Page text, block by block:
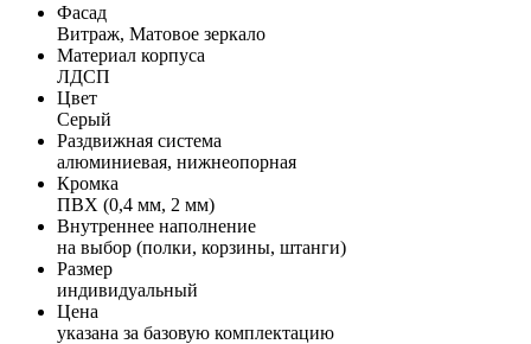
Фасад
Витраж, Матовое зеркало
Материал корпуса
ЛДСП
Цвет
Серый
Раздвижная система
алюминиевая, нижнеопорная
Кромка
ПВХ (0,4 мм, 2 мм)
Внутреннее наполнение
на выбор (полки, корзины, штанги)
Размер
индивидуальный
Цена
указана за базовую комплектацию